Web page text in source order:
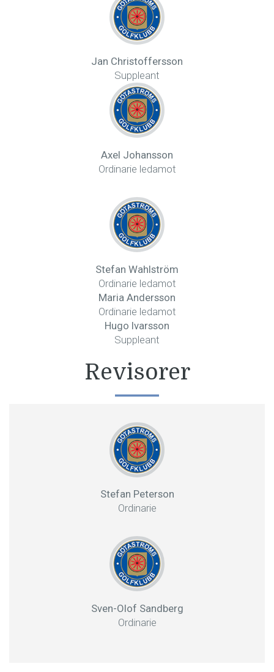
Jan Christoffersson
Suppleant
Axel Johansson
Ordinarie ledamot
Stefan Wahlström
Ordinarie ledamot
Maria Andersson
Ordinarie ledamot
Hugo Ivarsson
Suppleant
Revisorer
Stefan Peterson
Ordinarie
Sven-Olof Sandberg
Ordinarie